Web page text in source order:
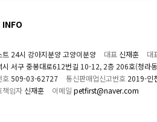
INFO
트 24시 강아지분양 고양이분양 대표 신재훈 대
시 서구 중봉대로612번길 10-12, 2층 206호(청라
호509-03-62727 통신판매업신고번호 2019-인
책임자 신재훈 이메일 petfirst@naver.com